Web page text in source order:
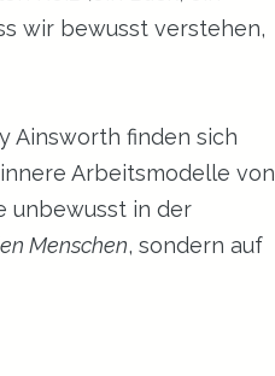
wir bewusst verstehen,
Ainsworth finden sich
Arbeitsmodelle von
unbewusst in der
Menschen, sondern auf